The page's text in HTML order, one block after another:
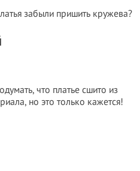
забыли пришить кружева?
что платье сшито из
но это только кажется!